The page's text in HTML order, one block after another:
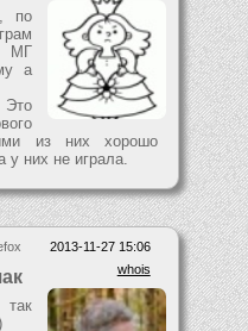
по
а
Это
из них хорошо
у них не играла.
2013-11-27 15:06
whois